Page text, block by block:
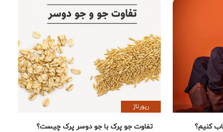
کنیم؟
رپورتاژ
تفاوت جو پرک با جو دوسر پرک چیست؟